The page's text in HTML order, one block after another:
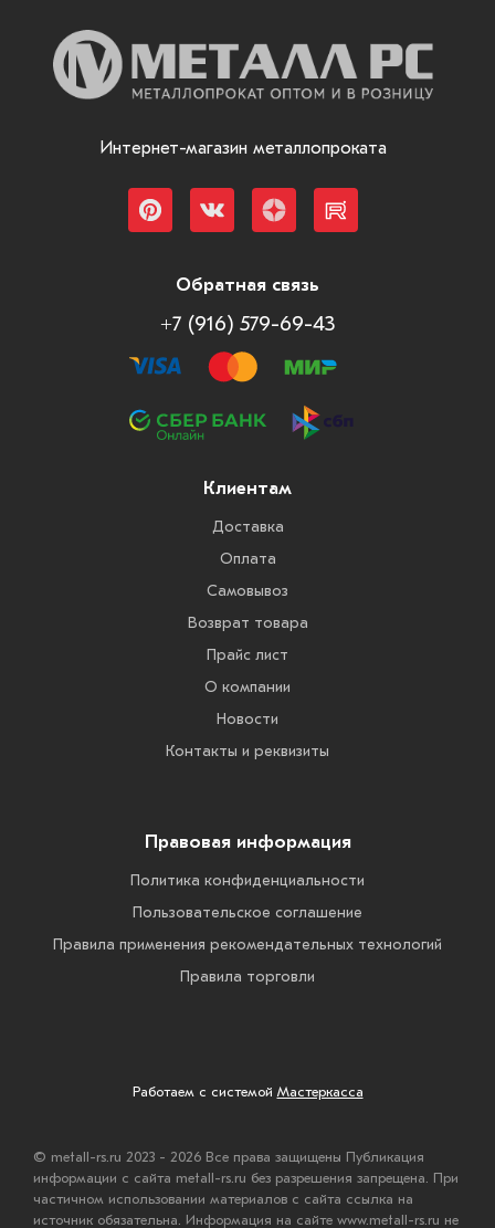
Интернет-магазин металлопроката
Обратная связь
+7 (916) 579-69-43
Клиентам
Доставка
Оплата
Самовывоз
Возврат товара
Прайс лист
О компании
Новости
Контакты и реквизиты
Правовая информация
Политика конфиденциальности
Пользовательское соглашение
Правила применения рекомендательных технологий
Правила торговли
Работаем с системой Мастеркасса
© metall-rs.ru 2023 - 2026 Все права защищены Публикация
информации с сайта metall-rs.ru без разрешения запрещена. При
частичном использовании материалов с сайта ссылка на
источник обязательна. Информация на сайте www.metall-rs.ru не